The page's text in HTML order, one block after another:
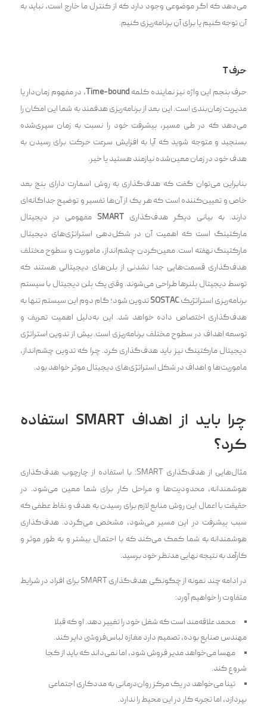
می‌دهد که اگر موضوعی وجود دارد که از کنترل ما خارج است، نباید به
آن‌ توجه کنیم یا برای آن برنامه‌ریزی کنیم.
حرف T
حرف پنجم این واژه نیز نماینده کلمه Time-bound، در مفهوم زمان‌دار یا
مدیریت زمان‌بندی است. این بعد از برنامه‌ریزی هدفمند به شما این امکان را
می‌دهد که در طی مسیر، پیشرفت خود را نسبت به زمان سپری‌شد‌ه
بسنجید‌ و متوج‍‌‍ه شوید که آیا به افزایش سرعت حرکت برای رسید‌ن به
هدف خود در زمان معین‌شد‍‌ه نیازمند هستید یا خیر.
بنابراین می‌توان گفت که هدف‌گذاری به روش اسمارت دارای پنج بعد
خاص و تعیین‌کننده است که هر یک از آن‌ها تفسیر و توضیح جداگانه‌ای
دارند. به بیانی دیگر هدف‌گذاری SMART مفهومی در دیجیتال
مارکتینگ است که اهمیت آن در شکل‌دهی استراتژی‌های دیجیتال
مارکتینگ نهفته است. معین‌کردن چشم‌انداز، ماموریت و سطوح مختلف
هدف‌گذاری قسمت‌هایی جدا نشدنی از پلن‌های دیجیتالی هستند که
توسط دیجیتال پلنرها طراحی می‌شوند. وقتی یک پلن دیجیتال با سیستم
برنامه‌ریزی استراتژیکSOSTACتدوین شود؛ گام دوم این سیستم تنها به
هدف‌گذاری اختصاص داده خواهد شد. این به‌دلیل اهمیت تعریف و
توسعه اهداف در سطوح مختلف برنامه‌ریزی است. پیش از تدوین استراتژی
دیجیتال مارکتینگ نیز باید هدف‌گذاری کرد. چرا که تدوین چشم‌انداز،
ماموریت‌ها و اهداف در شکل استراتژی‌های دیجیتال موثر خواهد بود.
چرا باید از اهداف SMART استفاده
کرد؟
مثال‌هایی از هدف‌گذاری SMART: با استفاده از چارچوب هدف‌گذاری
هوشمندانه، محدودیت‌ها و مراحل کار برای شما معین می‌شود. در
حقیقت با اعمال این روش منابع لازم برای رسید‌ن به هدف و نقاط عطفی که
سبب پیشرفت در این مسیر می‌شود، مشخص می‌گردد. هدف‌گذاری
هوشمندانه به شما کمک می‌کند که با احتمال بیشتر و به طور موثر و
کارآمد به نتیجه نهایی مدنظر خود برسید.
در ادامه چند نمونه از چگونگی هدف‌گذاری SMART برای افراد در شرایط
متفاوت را خواهیم آورد:
محمد علاقه‌مند است که شغل خود را تغییر دهد. او که قبلا
مهندس صنایع بوده، تصمیم دارد مغازه لباس‌فروشی دایر کند.
مهسا می‌خواهد مدیر فروش شود، اما نمی‌داند که باید از کجا
شروع کند.
تینا می‌خواهد در یک مرکز روان‌درمانی به مددکاری اجتماعی
بپردازد، اما تجربه کار در این محیط را ندارد.